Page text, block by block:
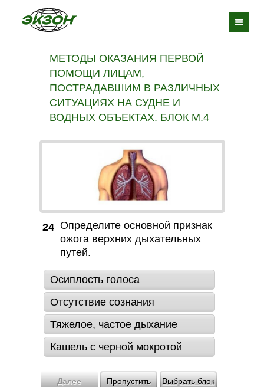
МЕТОДЫ ОКАЗАНИЯ ПЕРВОЙ
ПОМОЩИ ЛИЦАМ,
ПОСТРАДАВШИМ В РАЗЛИЧНЫХ
СИТУАЦИЯХ НА СУДНЕ И
ВОДНЫХ ОБЪЕКТАХ. БЛОК М.4
24 Определите основной признак
ожога верхних дыхательных
путей.
Осиплость голоса
Отсутствие сознания
Тяжелое, частое дыхание
Кашель с черной мокротой
Далее Пропустить Выбрать блок